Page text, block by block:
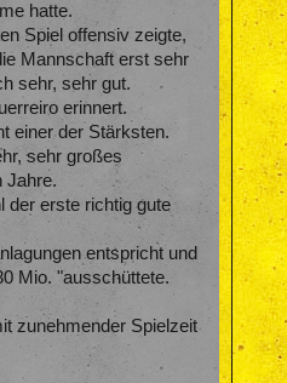
hatte.
Spiel offensiv zeigte,
Mannschaft erst sehr
sehr, sehr gut.
erinnert.
einer der Stärksten.
sehr großes
Jahre.
der erste richtig gute
entspricht und
Mio. "ausschüttete.
zunehmender Spielzeit